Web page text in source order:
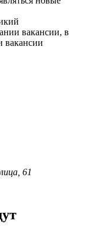
вакансии, в
вакансии
61